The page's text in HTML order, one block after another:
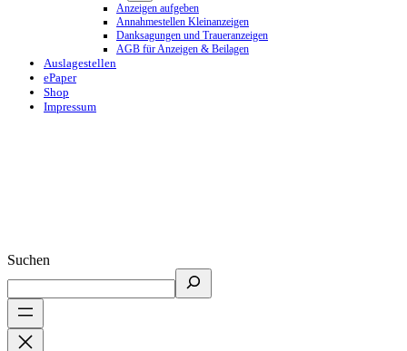
Anzeigen aufgeben
Annahmestellen Kleinanzeigen
Danksagungen und Traueranzeigen
AGB für Anzeigen & Beilagen
Auslagestellen
ePaper
Shop
Impressum
Suchen